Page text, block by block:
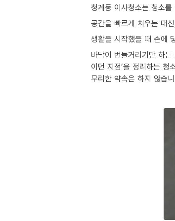
청계동 이사청소는 청소
공간을 빠르게 치우는 대
생활을 시작했을 때 손에
바닥이 번들거리기만 하
이던 지점’을 정리하는 청
무리한 약속은 하지 않습